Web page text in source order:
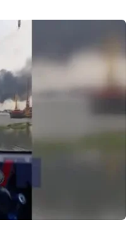
(TTXVN/Vietnam+)